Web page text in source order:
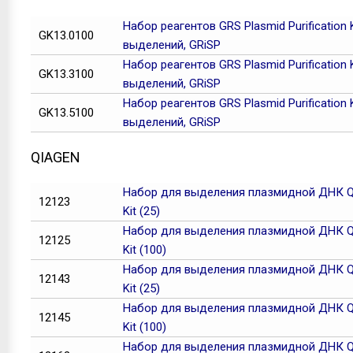
GK13.0100
Набор реагентов GRS Plasmid Purification
выделений, GRiSP
GK13.3100
Набор реагентов GRS Plasmid Purification
выделений, GRiSP
GK13.5100
Набор реагентов GRS Plasmid Purification
выделений, GRiSP
QIAGEN
12123
Набор для выделения плазмидной ДНК
Kit (25)
12125
Набор для выделения плазмидной ДНК
Kit (100)
12143
Набор для выделения плазмидной ДНК
Kit (25)
12145
Набор для выделения плазмидной ДНК
Kit (100)
Набор для выделения плазмидной ДНК